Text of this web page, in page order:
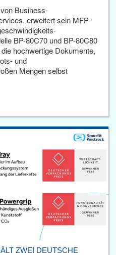
Business-
erweitert sein MFP-
BP-80C70 und BP-80C80
hochwertige Dokumente,
und
Mengen selbst
ZWEI DEUTSCHE